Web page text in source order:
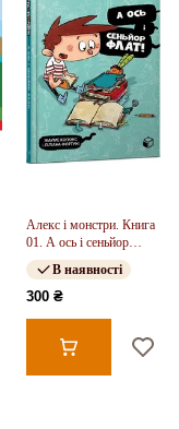
Алекс і монстри. Книга
01. А ось і сеньйор
Флат!
В наявності
300 ₴